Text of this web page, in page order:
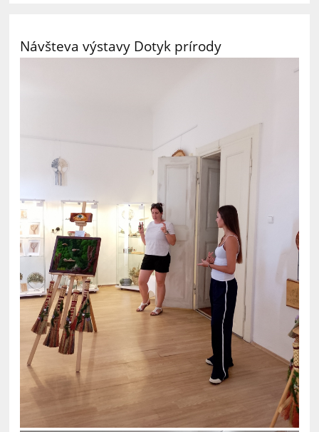
Návšteva výstavy Dotyk prírody